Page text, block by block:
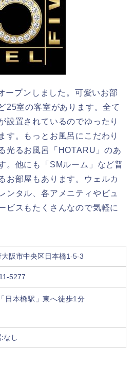
ープンしました。可愛いお部
25室の客室があります。全て
設置されているのでゆったり
す。もっとお風呂にこだわり
光るお風呂「HOTARU」のあ
。他にも「SMルーム」など普
お部屋もあります。ウェルカ
ンタル、各アメニティやビュ
ビスもたくさんなので気軽に
大阪市中央区日本橋1-5-3
5277
日本橋駅」東へ徒歩1分
なし